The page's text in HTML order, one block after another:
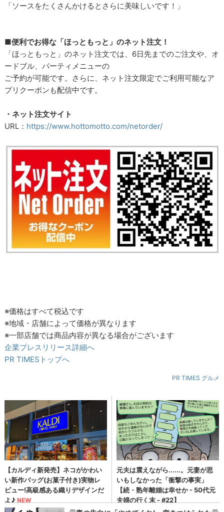
「ソースをたくさんかけるとさらに美味しいです！」
■便利でお得な「ほっともっと」のネット注文！
「ほっともっと」のネット注文では、6日先までのご注文や、オ
ードブル、パーティメニューの
ご予約が可能です。さらに、ネット注文限定でご利用可能なア
プリクーポンも配信中です。
・ネット注文サイト
URL： https://www.hottomotto.com/netorder/
※価格はすべて税込です
※地域・店舗によって価格が異なります
※一部店舗では商品内容が異なる場合がございます
企業プレスリリース詳細へ
PR TIMESトップへ
PR TIMES グルメ